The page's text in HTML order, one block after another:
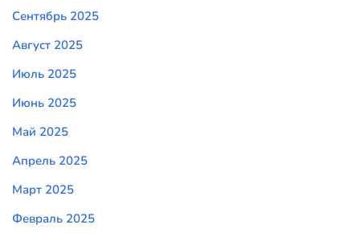
Сентябрь 2025
Август 2025
Июль 2025
Июнь 2025
Май 2025
Апрель 2025
Март 2025
Февраль 2025